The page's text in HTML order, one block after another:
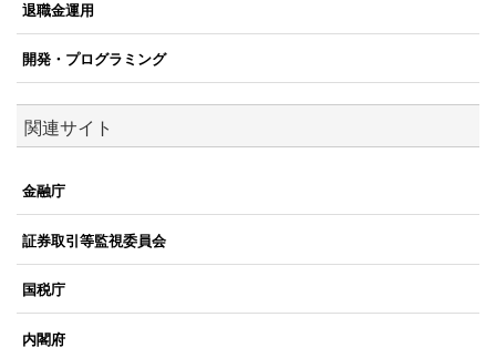
退職金運用
開発・プログラミング
関連サイト
金融庁
証券取引等監視委員会
国税庁
内閣府